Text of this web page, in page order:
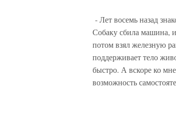
- Лет восемь назад
Собаку сбила машина,
потом взял железную
поддерживает тело
быстро. А вскоре ко
возможность